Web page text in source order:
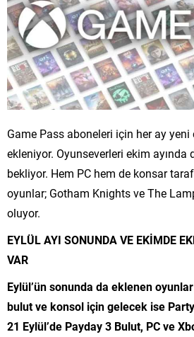
Game Pass aboneleri için her ay
ekleniyor. Oyunseverleri ekim ayında
bekliyor. Hem PC hem de konsar
oyunlar; Gotham Knights ve The
oluyor.
EYLÜL AYI SONUNDA VE EKİMDE
VAR
Eylül’ün sonunda da eklenen
bulut ve konsol için gelecek ise
21 Eylül’de Payday 3 Bulut, PC ve